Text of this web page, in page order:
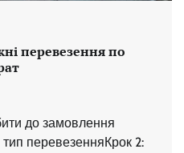
перевезення по
до замовлення
перевезенняКрок 2: